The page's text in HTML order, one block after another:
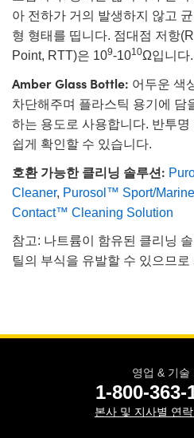
아 전하가 거의 발생하지 않고
형 형태를 띱니다. 점대점 저항
Point, RTT)은 109-1010Ω입니다.
Amber Glass Bottle: 어두운 색
차단해주며 플라스틱 용기에 담
하는 용도로 사용합니다. 반투
쉽게 확인할 수 있습니다.
호환 가능한 클리닝 솔루션:
Cleaner, Purosol™ Sport/
Contact™ Cleaning Solution
참고: 나트륨이 함유된 클리닝
틸의 부식을 유발할 수 있으므
영업 & 기술
1-800-363-
본사 및 지사별 연락